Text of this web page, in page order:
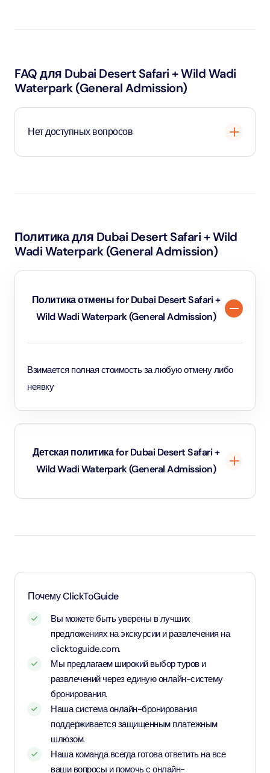
FAQ для Dubai Desert Safari + Wild Wadi
Waterpark (General Admission)
Нет доступных вопросов
Политика для Dubai Desert Safari + Wild
Wadi Waterpark (General Admission)
Политика отмены for Dubai Desert Safari +
Wild Wadi Waterpark (General Admission)
Взимается полная стоимость за любую отмену либо
неявку
Детская политика for Dubai Desert Safari +
Wild Wadi Waterpark (General Admission)
взрослый тариф.
Почему ClickToGuide
Вы можете быть уверены в лучших
предложениях на экскурсии и развлечения на
clicktoguide.com.
Мы предлагаем широкий выбор туров и
развлечений через единую онлайн-систему
бронирования.
Наша система онлайн-бронирования
поддерживается защищенным платежным
шлюзом.
Наша команда всегда готова ответить на все
ваши вопросы и помочь с онлайн-